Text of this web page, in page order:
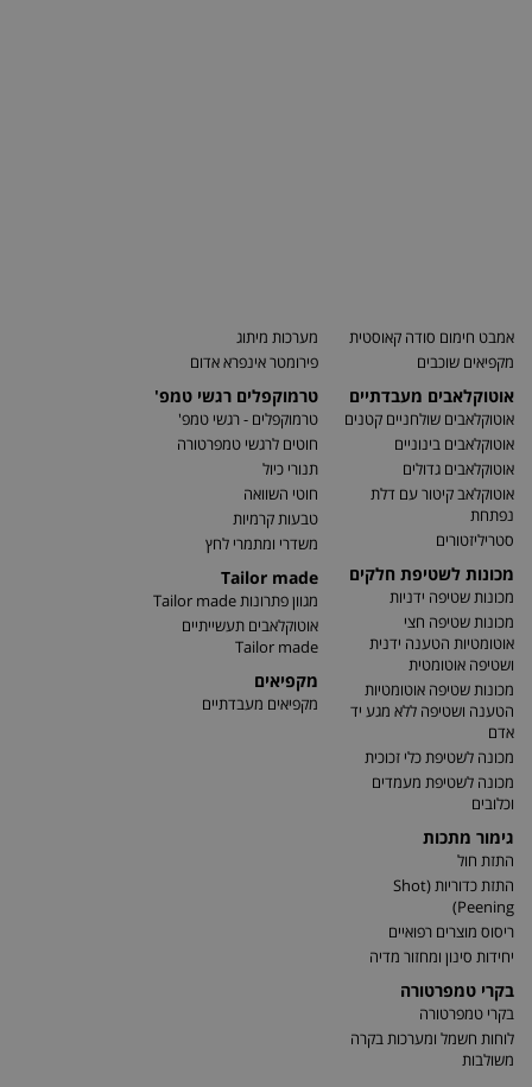
אמבט חימום סודה קאוסטית
מקפיאים שוכבים
אוטוקלאבים מעבדתיים
אוטוקלאבים שולחניים קטנים
אוטוקלאבים בינוניים
אוטוקלאבים גדולים
אוטוקלאב קיטור עם דלת
נפתחת
סטריליזטורים
מכונות לשטיפת חלקים
מכונות שטיפה ידניות
מכונות שטיפה חצי
אוטומטיות הטענה ידנית
ושטיפה אוטומטית
מכונות שטיפה אוטומטיות
הטענה ושטיפה ללא מגע יד
אדם
מכונה לשטיפת כלי זכוכית
מכונה לשטיפת מעמדים
וכלובים
גימור מתכות
התזת חול
התזת כדוריות (Shot
Peening)
ריסוס מוצרים רפואיים
יחידות סינון ומחזור מדיה
בקרי טמפרטורה
בקרי טמפרטורה
לוחות חשמל ומערכות בקרה
משולבות
מערכות מיתוג
פירומטר אינפרא אדום
טרמוקפלים רגשי טמפ'
טרמוקפלים - רגשי טמפ'
חוטים לרגשי טמפרטורה
תנורי כיול
חוטי השוואה
טבעות קרמיות
משדרי ומתמרי לחץ
Tailor made
מגוון פתרונות Tailor made
אוטוקלאבים תעשייתיים
Tailor made
מקפיאים
מקפיאים מעבדתיים